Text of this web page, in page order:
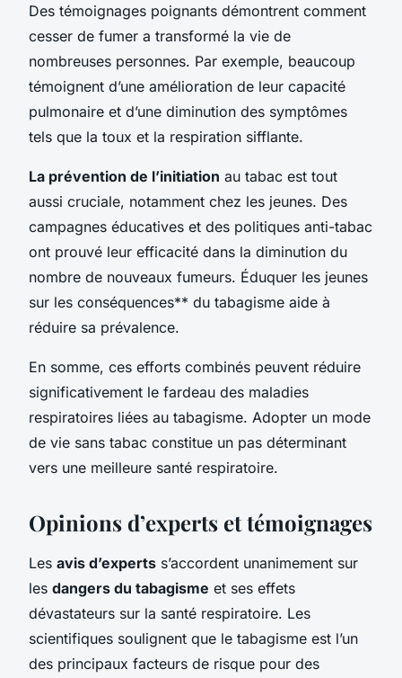
Des témoignages poignants démontrent comment
cesser de fumer a transformé la vie de
nombreuses personnes. Par exemple, beaucoup
témoignent d’une amélioration de leur capacité
pulmonaire et d’une diminution des symptômes
tels que la toux et la respiration sifflante.
La prévention de l’initiation au tabac est tout
aussi cruciale, notamment chez les jeunes. Des
campagnes éducatives et des politiques anti-tabac
ont prouvé leur efficacité dans la diminution du
nombre de nouveaux fumeurs. Éduquer les jeunes
sur les conséquences** du tabagisme aide à
réduire sa prévalence.
En somme, ces efforts combinés peuvent réduire
significativement le fardeau des maladies
respiratoires liées au tabagisme. Adopter un mode
de vie sans tabac constitue un pas déterminant
vers une meilleure santé respiratoire.
Opinions d’experts et témoignages
Les avis d’experts s’accordent unanimement sur
les dangers du tabagisme et ses effets
dévastateurs sur la santé respiratoire. Les
scientifiques soulignent que le tabagisme est l’un
des principaux facteurs de risque pour des